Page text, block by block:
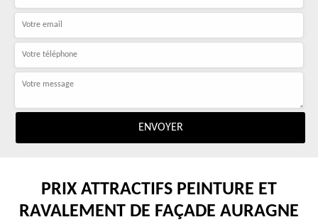
PRIX ATTRACTIFS PEINTURE ET
RAVALEMENT DE FAÇADE AURAGNE